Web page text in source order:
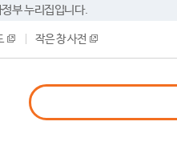
부 누리집입니다.
작은 창 사전